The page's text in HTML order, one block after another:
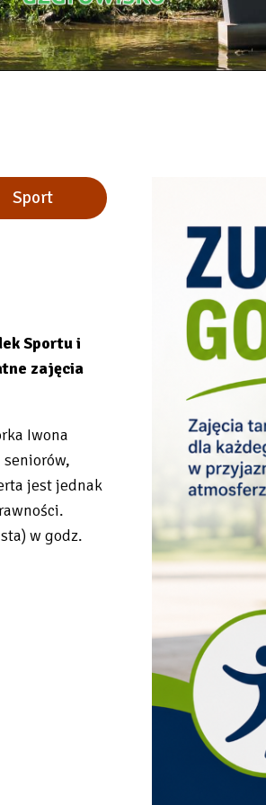
Sport
Sportu i
zajęcia
Iwona
jest jednak
w godz.